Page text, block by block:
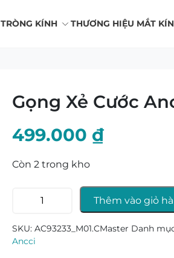
TRÒNG KÍNH THƯƠNG HIỆU MẮT
Gọng Xẻ Cước
499.000 ₫
Còn 2 trong kho
Ancci
AC93233
Thêm vào giỏ
SKU: AC93233_M01.CMaster Danh
Ancci